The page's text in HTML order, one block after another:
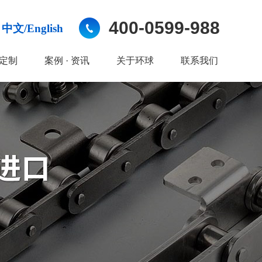
中文/English 400-0599-988
制 案例 · 资讯 关于环球 联系我们